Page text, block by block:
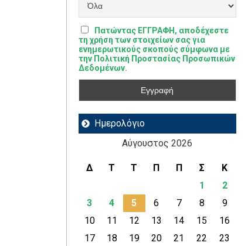
Πατώντας ΕΓΓΡΑΦΗ, αποδέχεστε
τη χρήση των στοιχείων σας για
ενημερωτικούς σκοπούς σύμφωνα με
την Πολιτική Προστασίας Προσωπικών
Δεδομένων.
Ημερολόγιο
Αύγουστος 2026
Δ Τ Τ Π Π Σ
Κ
1
2
3
4 5 6 7 8
9
10
11 12 13 14 15
16
17
18 19 20 21 22
23